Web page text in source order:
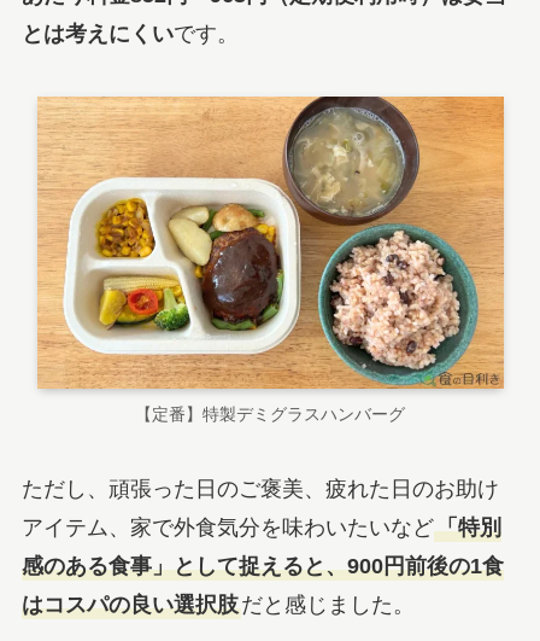
とは考えにくいです。
【定番】特製デミグラスハンバーグ
ただし、頑張った日のご褒美、疲れた日のお助け
アイテム、家で外食気分を味わいたいなど「特別
感のある食事」として捉えると、900円前後の1食
はコスパの良い選択肢だと感じました。